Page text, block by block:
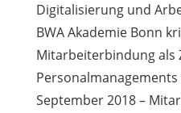
Digitalisierung und
BWA Akademie Bonn
Mitarbeiterbindung als
September 2018 –